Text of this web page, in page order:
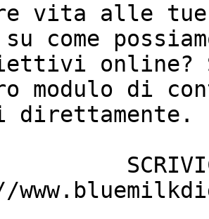
vita alle
su come
online?
modulo di
direttamente.